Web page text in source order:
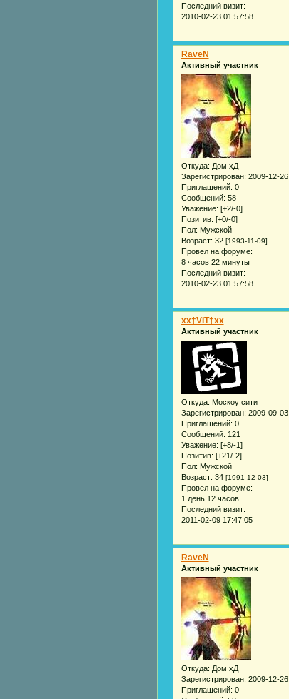
Последний визит:
2010-02-23 01:57:58
RaveN
Активный участник
Откуда: Дом хД
Зарегистрирован: 2009-12-26
Приглашений: 0
Сообщений: 58
Уважение: [+2/-0]
Позитив: [+0/-0]
Пол: Мужской
Возраст: 32 [1993-11-09]
Провел на форуме:
8 часов 22 минуты
Последний визит:
2010-02-23 01:57:58
xx†VIT†xx
Активный участник
Откуда: Москоу сити
Зарегистрирован: 2009-09-03
Приглашений: 0
Сообщений: 121
Уважение: [+8/-1]
Позитив: [+21/-2]
Пол: Мужской
Возраст: 34 [1991-12-03]
Провел на форуме:
1 день 12 часов
Последний визит:
2011-02-09 17:47:05
RaveN
Активный участник
Откуда: Дом хД
Зарегистрирован: 2009-12-26
Приглашений: 0